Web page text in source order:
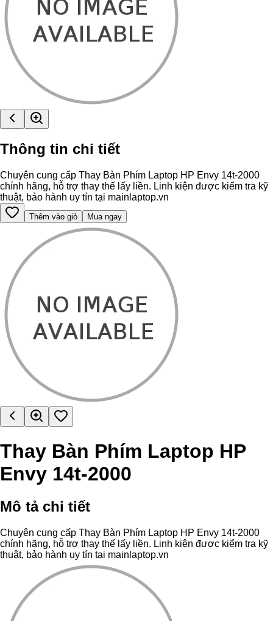
Thông tin chi tiết
Chuyên cung cấp Thay Bàn Phím Laptop HP Envy 14t-2000
chính hãng, hỗ trợ thay thế lấy liền. Linh kiện được kiểm tra kỹ
thuật, bảo hành uy tín tại mainlaptop.vn
Thêm vào giỏ Mua ngay
Thay Bàn Phím Laptop HP
Envy 14t-2000
Mô tả chi tiết
Chuyên cung cấp Thay Bàn Phím Laptop HP Envy 14t-2000
chính hãng, hỗ trợ thay thế lấy liền. Linh kiện được kiểm tra kỹ
thuật, bảo hành uy tín tại mainlaptop.vn